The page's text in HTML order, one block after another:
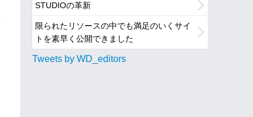
STUDIOの革新
限られたリソースの中でも満足のいくサイ
トを素早く公開できました
Tweets by WD_editors